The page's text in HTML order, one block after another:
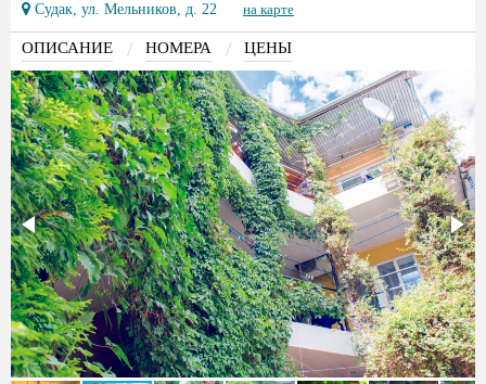
Судак, ул. Мельников, д. 22 на карте
ОПИСАНИЕ / НОМЕРА / ЦЕНЫ